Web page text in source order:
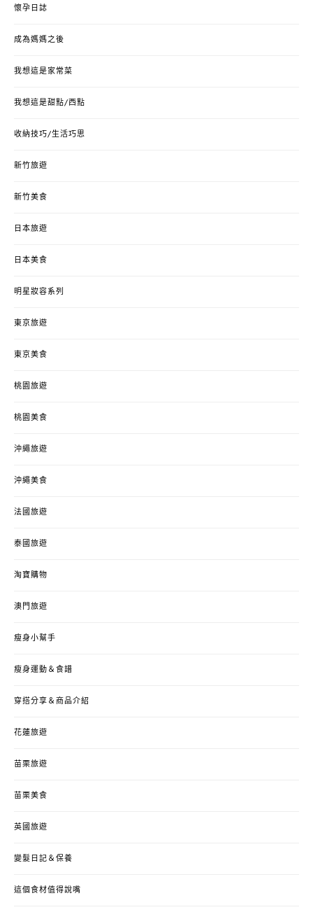
懷孕日誌
成為媽媽之後
我想這是家常菜
我想這是甜點/西點
收納技巧/生活巧思
新竹旅遊
新竹美食
日本旅遊
日本美食
明星妝容系列
東京旅遊
東京美食
桃園旅遊
桃園美食
沖繩旅遊
沖繩美食
法國旅遊
泰國旅遊
淘寶購物
澳門旅遊
瘦身小幫手
瘦身運動＆食譜
穿搭分享＆商品介紹
花蓮旅遊
苗栗旅遊
苗栗美食
英國旅遊
變髮日記＆保養
這個食材值得說嘴